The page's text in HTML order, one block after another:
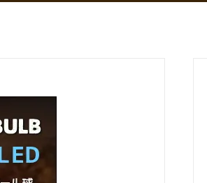
インテリア雑貨